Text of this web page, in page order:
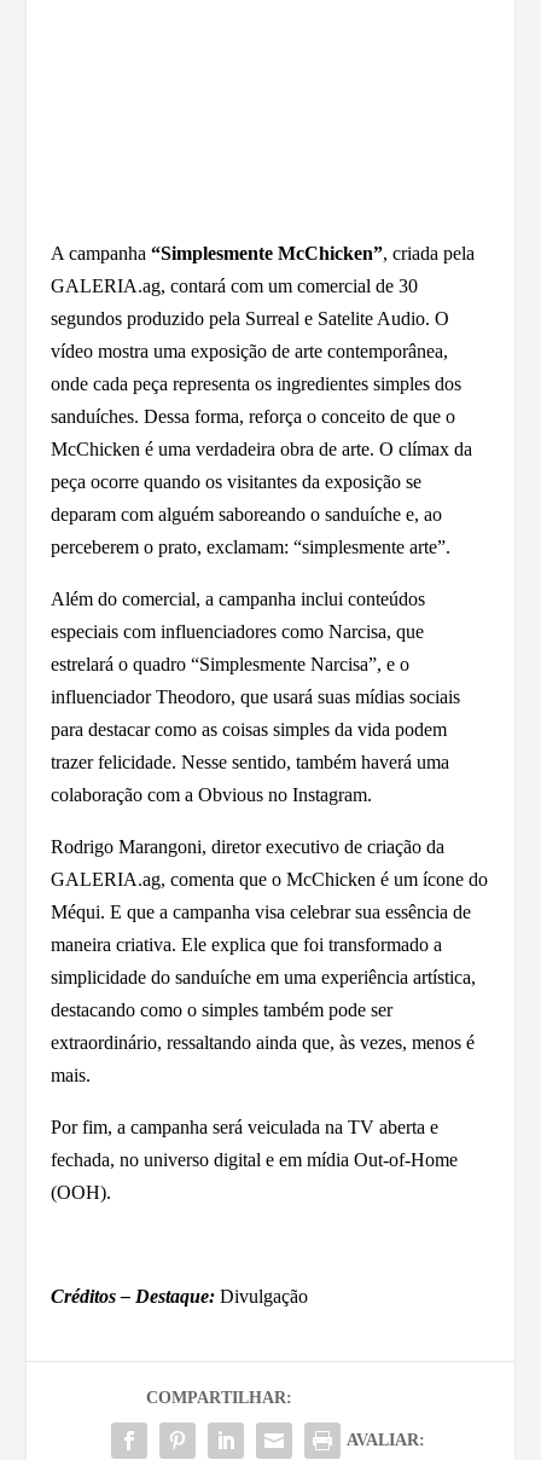
A campanha“Simplesmente McChicken”, criada pela
GALERIA.ag, contará com um comercial de 30
segundos produzido pela Surreal e Satelite Audio. O
vídeo mostra uma exposição de arte contemporânea,
onde cada peça representa os ingredientes simples dos
sanduíches. Dessa forma, reforça o conceito de que o
McChicken é uma verdadeira obra de arte. O clímax da
peça ocorre quando os visitantes da exposição se
deparam com alguém saboreando o sanduíche e, ao
perceberem o prato, exclamam: “simplesmente arte”.
Além do comercial, a campanha inclui conteúdos
especiais com influenciadores como Narcisa, que
estrelará o quadro “Simplesmente Narcisa”, e o
influenciador Theodoro, que usará suas mídias sociais
para destacar como as coisas simples da vida podem
trazer felicidade. Nesse sentido, também haverá uma
colaboração com a Obvious no Instagram.
Rodrigo Marangoni, diretor executivo de criação da
GALERIA.ag, comenta que o McChicken é um ícone do
Méqui. E que a campanha visa celebrar sua essência de
maneira criativa. Ele explica que foi transformado a
simplicidade do sanduíche em uma experiência artística,
destacando como o simples também pode ser
extraordinário, ressaltando ainda que, às vezes, menos é
mais.
Por fim, a campanha será veiculada na TV aberta e
fechada, no universo digital e em mídia Out-of-Home
(OOH).
Créditos – Destaque: Divulgação
COMPARTILHAR:
AVALIAR: